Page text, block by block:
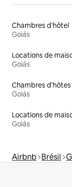
Chambres d'hôtel
Goiás
Goiás
Chambres d'hôtes
Goiás
Locations de
Goiás
Airbnb Brésil